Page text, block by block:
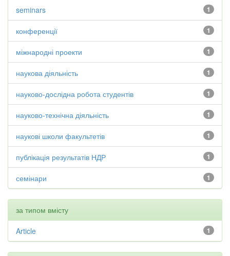
1
seminars
1
конференції
1
міжнародні проекти
1
наукова діяльність
1
науково-дослідна робота студентів
1
науково-технічна діяльність
1
наукові школи факультетів
1
публікація результатів НДР
1
семінари
за типом вмісту
1
Article